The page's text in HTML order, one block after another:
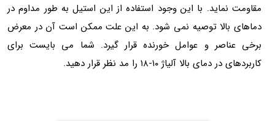
مقاومت نماید. با این وجود استفاده از این استیل به طور مداوم در
دماهای بالا توصیه نمی شود. به این علت ممکن است آن در معرض
برخی عناصر و عوامل خورنده قرار گیرد. شما می بایست برای
کاربردهای در دمای بالا آلیاژ ۱۰-۱۸ را مد نظر قرار دهید.